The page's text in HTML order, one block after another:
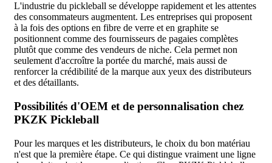
L'industrie du pickleball se développe rapidement et les attentes
des consommateurs augmentent. Les entreprises qui proposent
à la fois des options en fibre de verre et en graphite se
positionnent comme des fournisseurs de pagaies complètes
plutôt que comme des vendeurs de niche. Cela permet non
seulement d'accroître la portée du marché, mais aussi de
renforcer la crédibilité de la marque aux yeux des distributeurs
et des détaillants.
Possibilités d'OEM et de personnalisation chez
PKZK Pickleball
Pour les marques et les distributeurs, le choix du bon matériau
n'est que la première étape. Ce qui distingue vraiment une ligne